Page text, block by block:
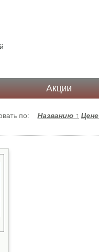
Акции
по: Названию ↑ Цене